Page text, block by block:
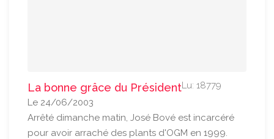
La bonne grâce du PrésidentLu: 18779
Le 24/06/2003
Arrêté dimanche matin, José Bové est incarcéré
pour avoir arraché des plants d'OGM en 1999.